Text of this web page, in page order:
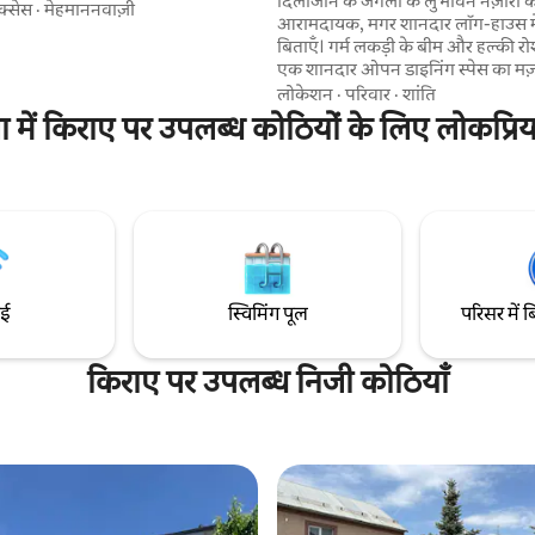
2 तीव्र पियानो और विभिन्न उपकरण।
·मेहमाननवाज़ी
आरामदायक, मगर शानदार लॉग-हाउस
बिताएँ। गर्म लकड़ी के बीम और हल्की
एक शानदार ओपन डाइनिंग स्पेस का
डुबकी लगाएँ, छोटे निजी केबिन में आराम
और शांतिपूर्ण माहौल में खुद को डुबो
शामें बिताने, साथ मिलकर खाने-पीने
लोकेशन ·परिवार ·शांति
में किराए पर उपलब्ध कोठियों के लिए
स्विमिंग पूल परिसर में
किराए पर उपलब्ध निजी कोठियाँ